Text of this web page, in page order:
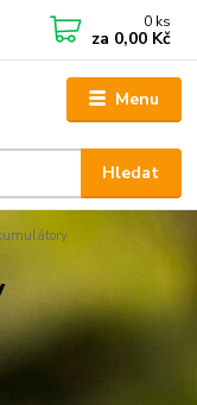
Menu
Hledat
0 ks
za 0,00 Kč